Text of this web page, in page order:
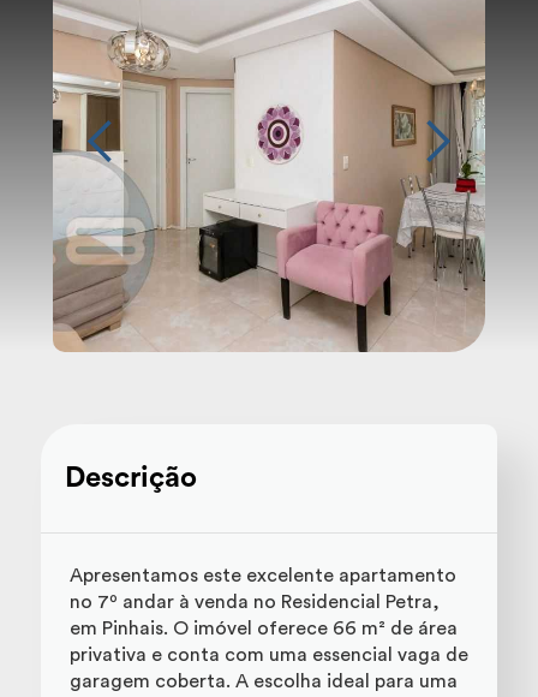
Descrição
Apresentamos este excelente apartamento
no 7º andar à venda no Residencial Petra,
em Pinhais. O imóvel oferece 66 m² de área
privativa e conta com uma essencial vaga de
garagem coberta. A escolha ideal para uma